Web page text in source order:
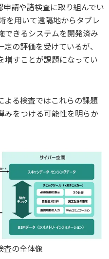
請や諸検査に取り組んでい
を用いて遠隔地からタブレ
できるシステムを開発済み
の評価を受けているが、
増すことが課題になってい
よる検査ではこれらの課題
みをつける可能性を明らか
査の全体像